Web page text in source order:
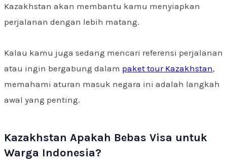
Kazakhstan akan membantu kamu menyiapkan
perjalanan dengan lebih matang.
Kalau kamu juga sedang mencari referensi perjalanan
atau ingin bergabung dalam paket tour Kazakhstan,
memahami aturan masuk negara ini adalah langkah
awal yang penting.
Kazakhstan Apakah Bebas Visa untuk
Warga Indonesia?